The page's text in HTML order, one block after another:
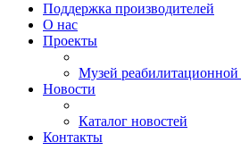
Поддержка производителей
О нас
Проекты
Музей реабилитационной
Новости
Каталог новостей
Контакты